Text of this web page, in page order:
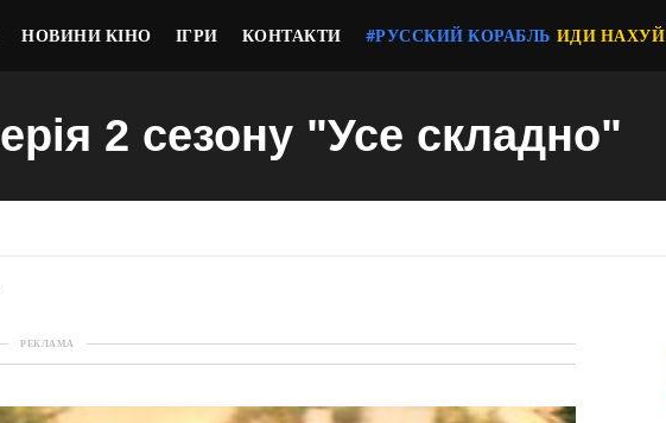
НОВИНИ КІНО ІГРИ КОНТАКТИ #РУССКИЙ КОРАБЛЬ ИДИ НАХУЙ
2 сезону "Усе складно"
РЕКЛАМА